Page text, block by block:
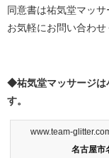
同意書は祐気堂マッ
お気軽にお問い合わせ
◆祐気堂マッサージは
す。
www.team-
名古屋市